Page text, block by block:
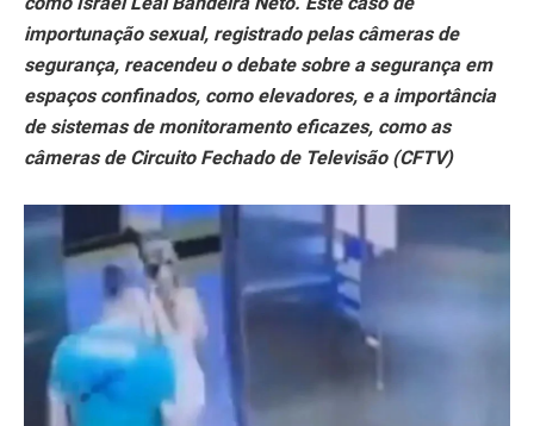
importunação sexual, registrado pelas câmeras de
segurança, reacendeu o debate sobre a segurança em
espaços confinados, como elevadores, e a importância
de sistemas de monitoramento eficazes, como as
câmeras de Circuito Fechado de Televisão (CFTV)